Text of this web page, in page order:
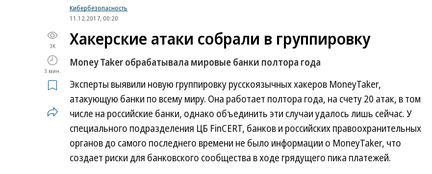
Кибербезопасность
11.12.2017, 00:20
3K
3 мин.
Хакерские атаки собрали в группировку
Money Taker обрабатывала мировые банки полтора года
Эксперты выявили новую группировку русскоязычных хакеров MoneyTaker,
атакующую банки по всему миру. Она работает полтора года, на счету 20 атак, в том
числе на российские банки, однако объединить эти случаи удалось лишь сейчас. У
специального подразделения ЦБ FinCERT, банков и российских правоохранительных
органов до самого последнего времени не было информации о MoneyTaker, что
создает риски для банковского сообщества в ходе грядущего пика платежей.